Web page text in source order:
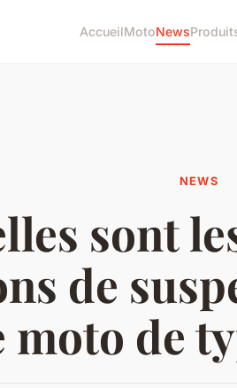
AccueilMotoNews
NEWS
sont
de
moto de